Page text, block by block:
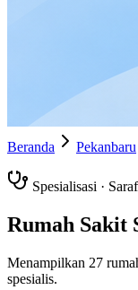
Beranda Pekanbaru
Spesialisasi · Saraf
Rumah Sakit
Menampilkan 27
spesialis.